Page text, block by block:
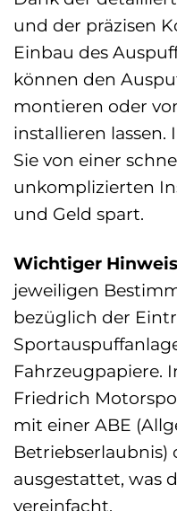
und der präzisen
Einbau des
können den
montieren oder
installieren
Sie von einer
unkomplizierten
und Geld spart.
Wichtiger
jeweiligen
bezüglich der
Fahrzeugpapiere.
Friedrich
mit einer ABE
Betriebserlaubnis)
ausgestattet, was
vereinfacht.